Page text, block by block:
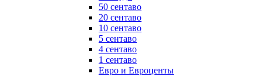
50 сентаво
20 сентаво
10 сентаво
5 сентаво
4 сентаво
1 сентаво
Евро и Евроценты